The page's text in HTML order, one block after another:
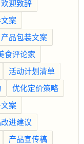
欢迎致辞
案
产品包装文案
食评论家
活动计划清单
优化定价策略
案
进建议
产品宣传稿